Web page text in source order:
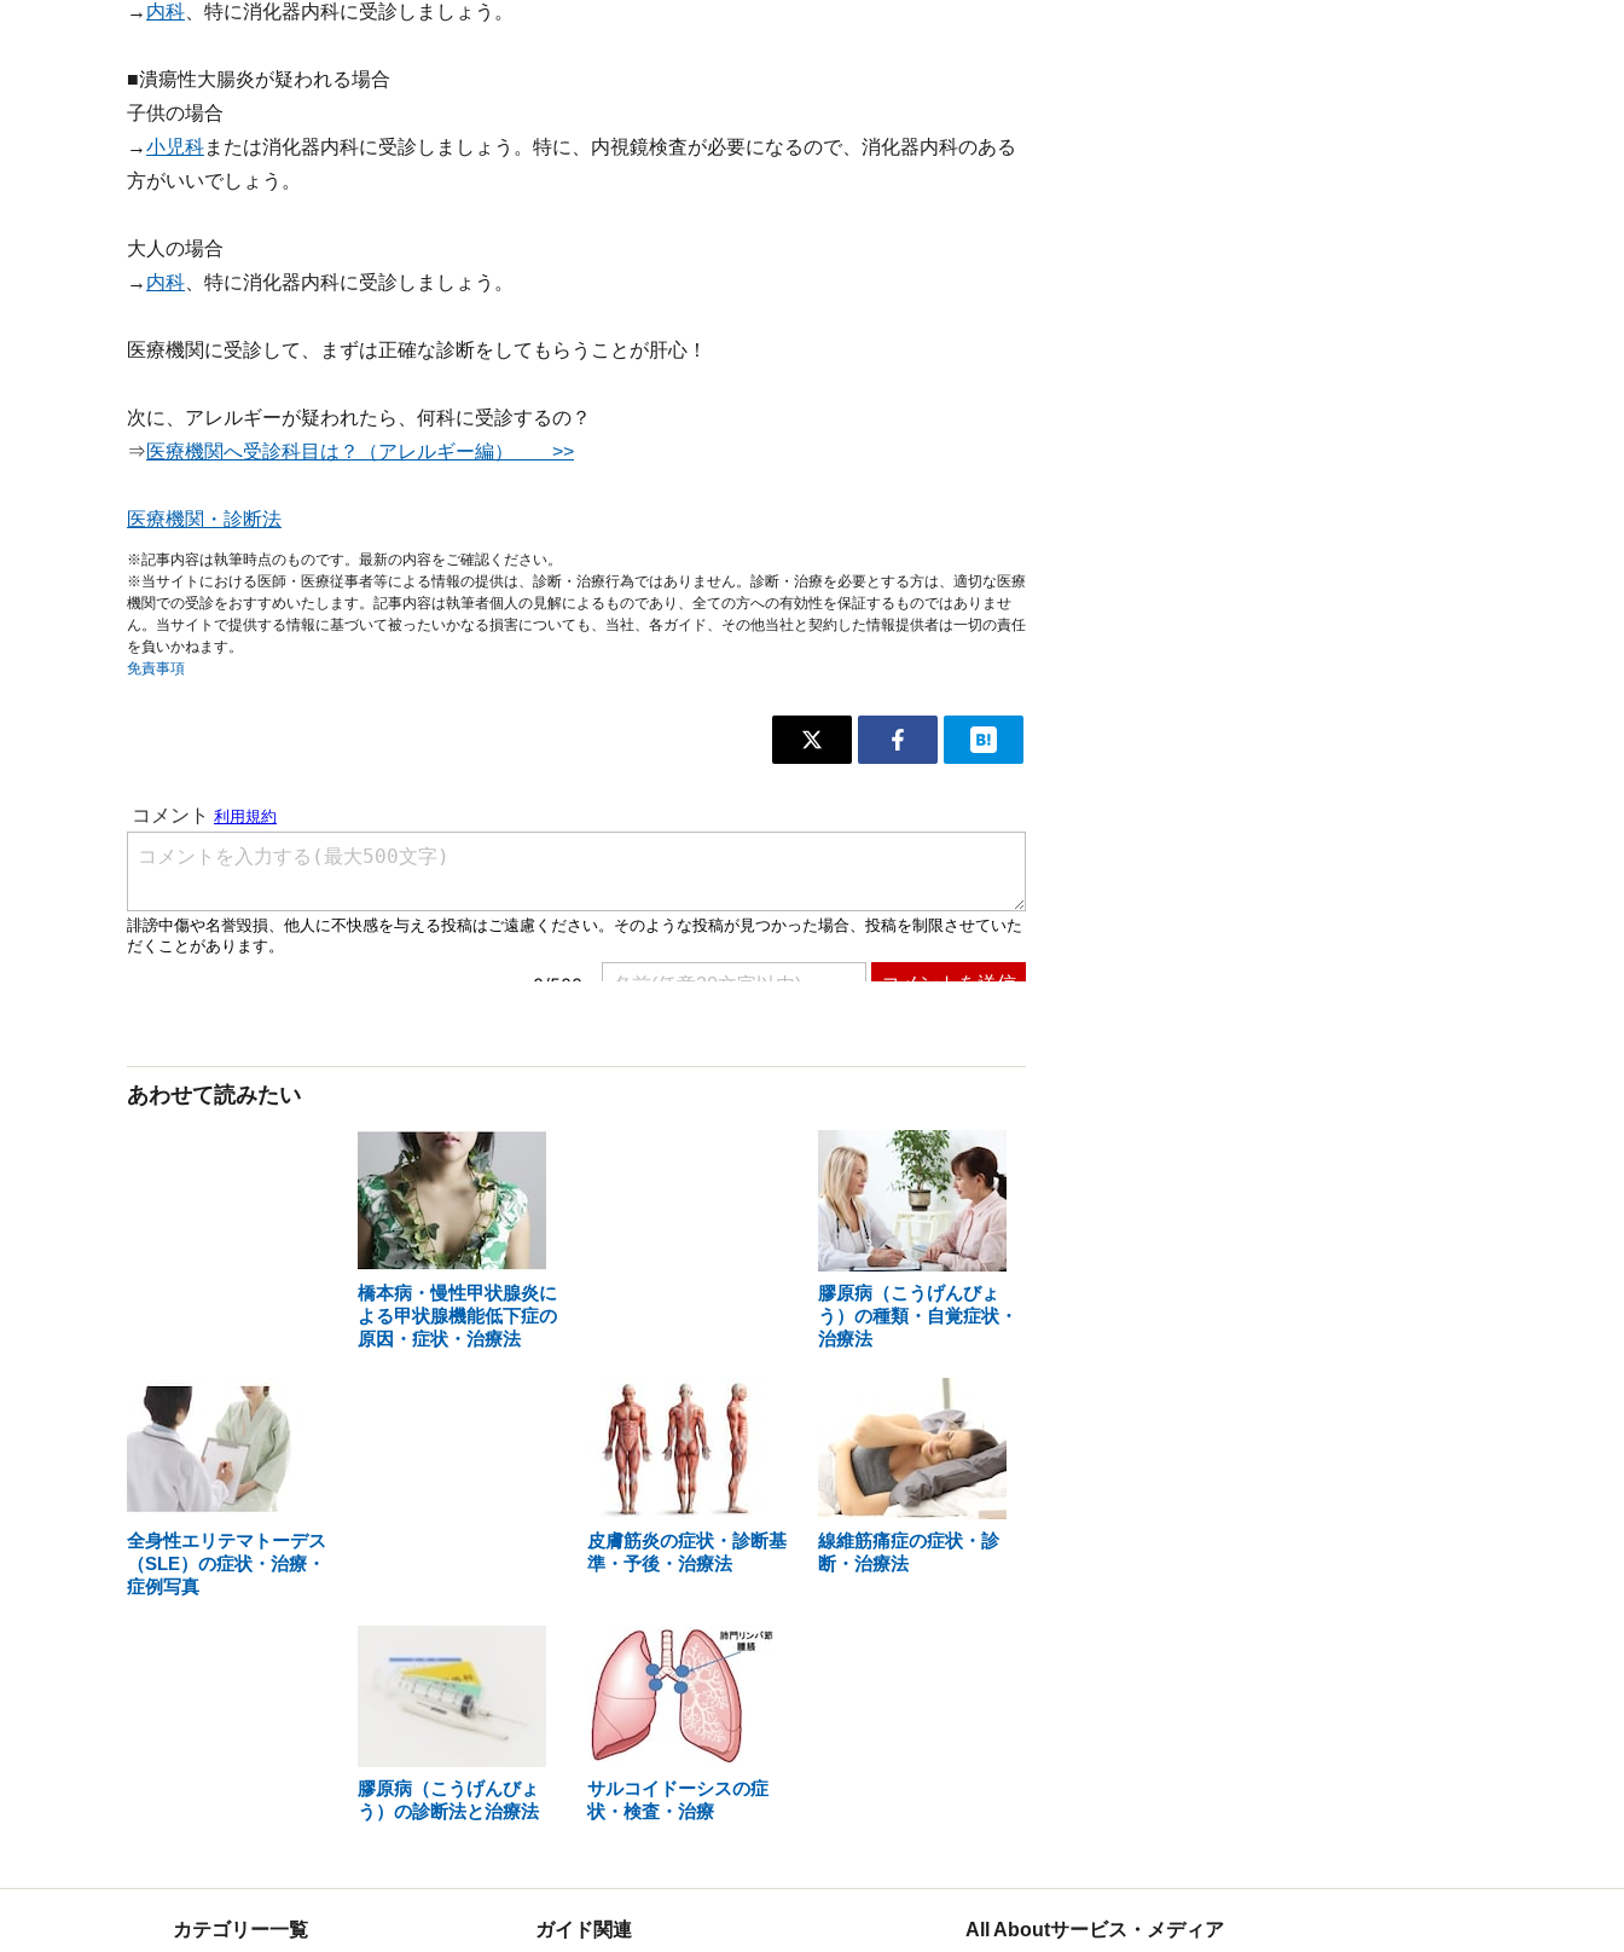
→ 内科 、特に消化器内科に受診しましょう。
■潰瘍性大腸炎が疑われる場合
子供の場合
→小児科または消化器内科に受診しましょう。特に、内視鏡検査が必要になるので、消化器内科のある
方がいいでしょう。
大人の場合
→ 内科 、特に消化器内科に受診しましょう。
医療機関に受診して、まずは正確な診断をしてもらうことが肝心！
次に、アレルギーが疑われたら、何科に受診するの？
⇒医療機関へ受診科目は？（アレルギー編） >>
医療機関・診断法
※記事内容は執筆時点のものです。最新の内容をご確認ください。
※当サイトにおける医師・医療従事者等による情報の提供は、診断・治療行為ではありません。診断・治療を必要とする方は、適切な医療
機関での受診をおすすめいたします。記事内容は執筆者個人の見解によるものであり、全ての方への有効性を保証するものではありませ
ん。当サイトで提供する情報に基づいて被ったいかなる損害についても、当社、各ガイド、その他当社と契約した情報提供者は一切の責任
を負いかねます。
免責事項
あわせて読みたい
橋本病・慢性甲状腺炎に
よる甲状腺機能低下症の
原因・症状・治療法
膠原病（こうげんびょ
う）の種類・自覚症状・
治療法
全身性エリテマトーデス
（SLE）の症状・治療・
症例写真
皮膚筋炎の症状・診断基
準・予後・治療法
線維筋痛症の症状・診
断・治療法
膠原病（こうげんびょ
う）の診断法と治療法
サルコイドーシスの症
状・検査・治療
カテゴリー一覧 ガイド関連 All Aboutサービス・メディア